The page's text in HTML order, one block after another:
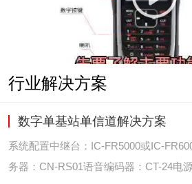
行业解决方案
数字单基站单信道解决方案
系统配置中继台：IC-FR5000或IC-
务器：CN-RS01语音编码器：CT-24电